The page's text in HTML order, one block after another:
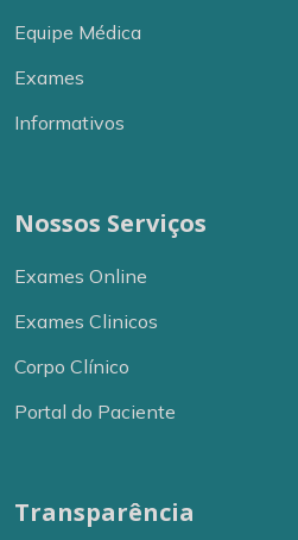
Medicina da Dor
Medicina do Trabalho
Equipe Médica
Exames
Informativos
Nossos Serviços
Exames Online
Exames Clinicos
Corpo Clínico
Portal do Paciente
Transparência